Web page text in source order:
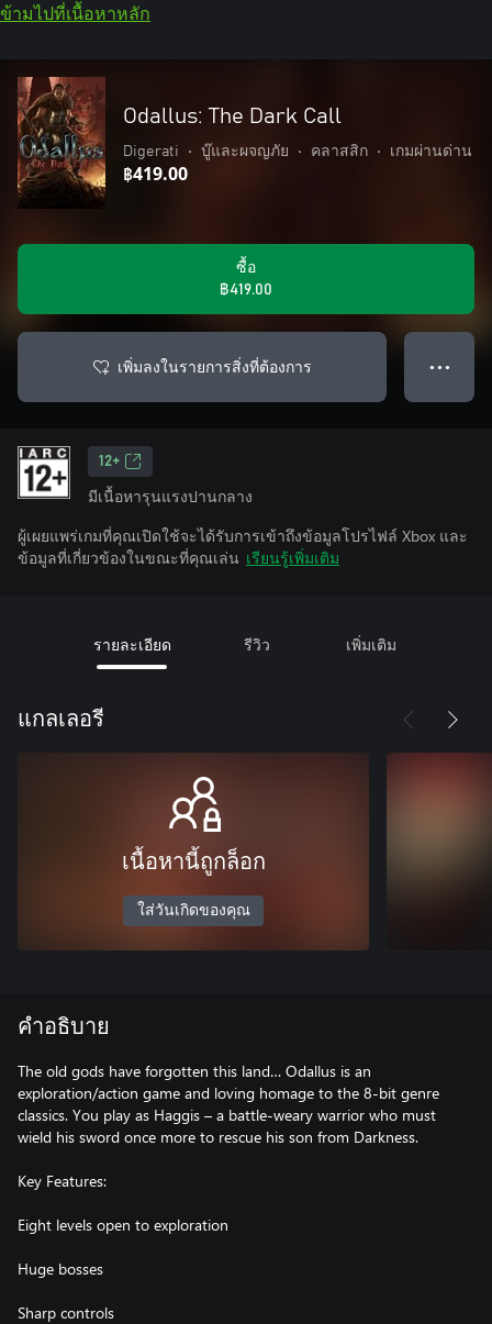
ข้ามไปที่เนื้อหาหลัก
Odallus: The Dark Call
Digerati • บู๊และผจญภัย • คลาสสิก • เกมผ่านด่าน
฿419.00
ซื้อ
฿419.00
เพิ่มลงในรายการสิ่งที่ต้องการ ● ● ●
12+
มีเนื้อหารุนแรงปานกลาง
ผู้เผยแพร่เกมที่คุณเปิดใช้จะได้รับการเข้าถึงข้อมูลโปรไฟล์ Xbox และ
ข้อมูลที่เกี่ยวข้องในขณะที่คุณเล่น เรียนรู้เพิ่มเติม
รายละเอียด รีวิว เพิ่มเติม
แกลเลอรี
เนื้อหานี้ถูกล็อก
ใส่วันเกิดของคุณ
คำอธิบาย
The old gods have forgotten this land… Odallus is an
exploration/action game and loving homage to the 8-bit genre
classics. You play as Haggis – a battle-weary warrior who must
wield his sword once more to rescue his son from Darkness.
Key Features:
Eight levels open to exploration
Huge bosses
Sharp controls